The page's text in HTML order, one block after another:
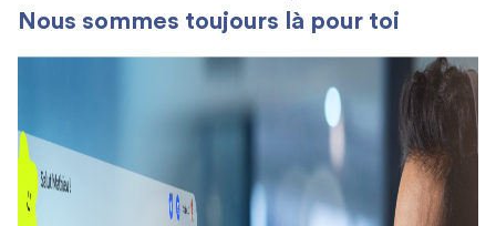
Nous sommes toujours là pour toi